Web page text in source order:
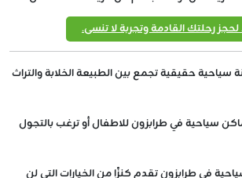
رحلتك القادمة وتجربة لا تنسى.
سياحية حقيقية تجمع بين الطبيعة الخلابة والتراث
سياحية في طرابزون للاطفال أو ترغب بالتجول
في طرابزون تقدم كنزًا من الخيارات التي لن